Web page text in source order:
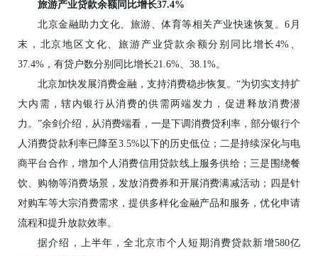
旅游产业贷款余额同比增长37.4%
北京金融助力文化、旅游、体育等相关产业快速恢复。6月
末，北京地区文化、旅游产业贷款余额分别同比增长4%、
37.4%，有贷户数分别同比增长21.6%、38.1%。
北京加快发展消费金融，支持消费稳步恢复。“为切实支持扩
大内需，辖内银行从消费的供需两端发力，促进释放消费潜
力。”余剑介绍，从消费端看，一是下调消费贷利率，部分银行个
人消费贷款利率已降至3.5%以下的历史低位；二是持续深化与电
商平台合作，增加个人消费信用贷款线上服务供给；三是围绕餐
饮、购物等消费场景，发放消费券和开展消费满减活动；四是针
对购车等大宗消费需求，提供多样化金融产品和服务，优化申请
流程和提升放款效率。
据介绍，上半年，全北京市个人短期消费贷款新增580亿